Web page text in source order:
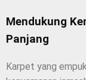
Mendukung
Panjang
Karpet yang